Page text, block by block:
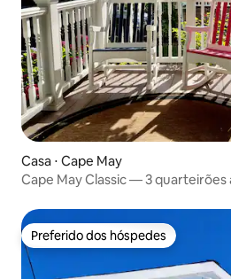
Casa ⋅ Cape May
Cape May Classic — 3 quarteirões
Preferido dos hóspedes
Preferido dos hóspedes